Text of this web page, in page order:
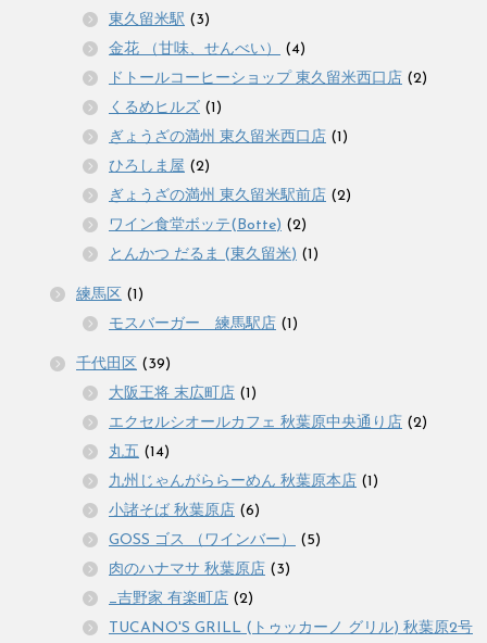
東久留米駅 (3)
金花 （甘味、せんべい）
(4)
ドトールコーヒーショップ 東久留米西口店 (2)
くるめヒルズ (1)
ぎょうざの満州 東久留米西口店 (1)
ひろしま屋 (2)
ぎょうざの満州 東久留米駅前店 (2)
ワイン食堂ボッテ(Botte) (2)
とんかつ だるま (東久留米) (1)
練馬区 (1)
モスバーガー 練馬駅店 (1)
千代田区 (39)
大阪王将 末広町店 (1)
エクセルシオールカフェ 秋葉原中央通り店 (2)
丸五 (14)
九州じゃんがららーめん 秋葉原本店 (1)
小諸そば 秋葉原店 (6)
GOSS ゴス （ワインバー）
(5)
肉のハナマサ 秋葉原店 (3)
_吉野家 有楽町店 (2)
TUCANO'S GRILL (トゥッカーノ グリル) 秋葉原2号